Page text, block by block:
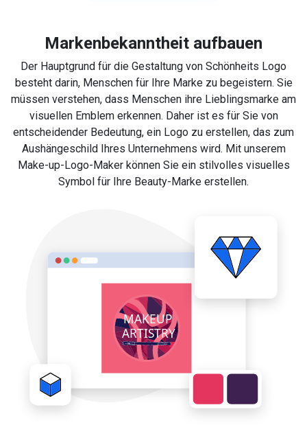
Markenbekanntheit aufbauen
Der Hauptgrund für die Gestaltung von Schönheits Logo
besteht darin, Menschen für Ihre Marke zu begeistern. Sie
müssen verstehen, dass Menschen ihre Lieblingsmarke am
visuellen Emblem erkennen. Daher ist es für Sie von
entscheidender Bedeutung, ein Logo zu erstellen, das zum
Aushängeschild Ihres Unternehmens wird. Mit unserem
Make-up-Logo-Maker können Sie ein stilvolles visuelles
Symbol für Ihre Beauty-Marke erstellen.